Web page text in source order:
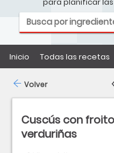
Inicio Todas las recetas
Cuscús con
verduriñas
Volver